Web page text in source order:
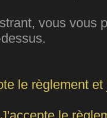
vous vous
le règlement